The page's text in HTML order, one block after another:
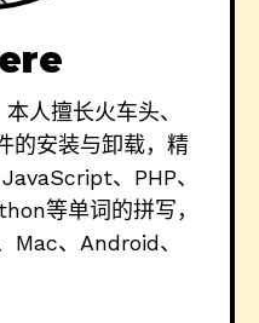
人擅长火车头、
的安装与卸载，精
、PHP、
等单词的拼写，
、Android、